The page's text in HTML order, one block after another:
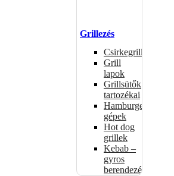
Grillezés
Csirkegrillek
Grill
lapok
Grillsütők
tartozékai
Hamburgerformázó
gépek
Hot dog
grillek
Kebab –
gyros
berendezés